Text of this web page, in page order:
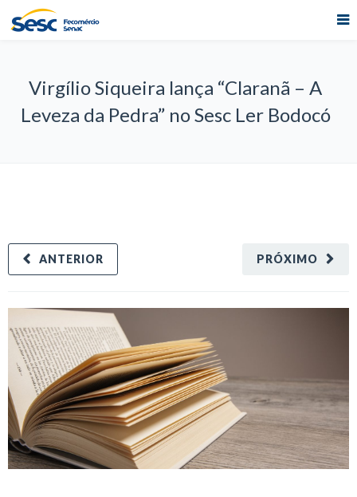
Virgílio Siqueira lança “Claranã – A
Leveza da Pedra” no Sesc Ler Bodocó
PRÓXIMO
ANTERIOR